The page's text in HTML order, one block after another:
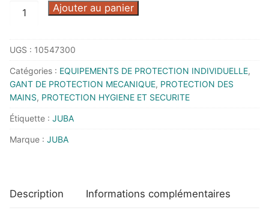
quantité
MANUTENTION
KSNI100NN
KEEP
SAFE
9
JUBA
-
Ajouter au panier
UGS : 10547300
Catégories : EQUIPEMENTS DE PROTECTION INDIVIDUELLE,
GANT DE PROTECTION MECANIQUE, PROTECTION DES
MAINS, PROTECTION HYGIENE ET SECURITE
Étiquette : JUBA
Marque : JUBA
Description Informations complémentaires